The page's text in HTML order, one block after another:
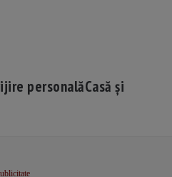
personalăCasă și